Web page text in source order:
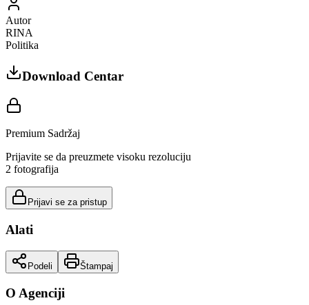
Autor
RINA
Politika
Download Centar
Premium Sadržaj
Prijavite se da preuzmete visoku rezoluciju
2 fotografija
Prijavi se za pristup
Alati
Podeli Štampaj
O Agenciji